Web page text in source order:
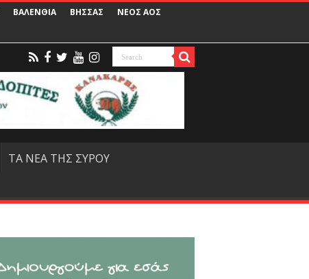
ΒΑΛΕΝΘΙΑ ΒΗΣΣΑΣ
ΝΕΟΣ ΑΟΣ
ΤΑ ΝΕΑ ΤΗΣ ΣΥΡΟΥ